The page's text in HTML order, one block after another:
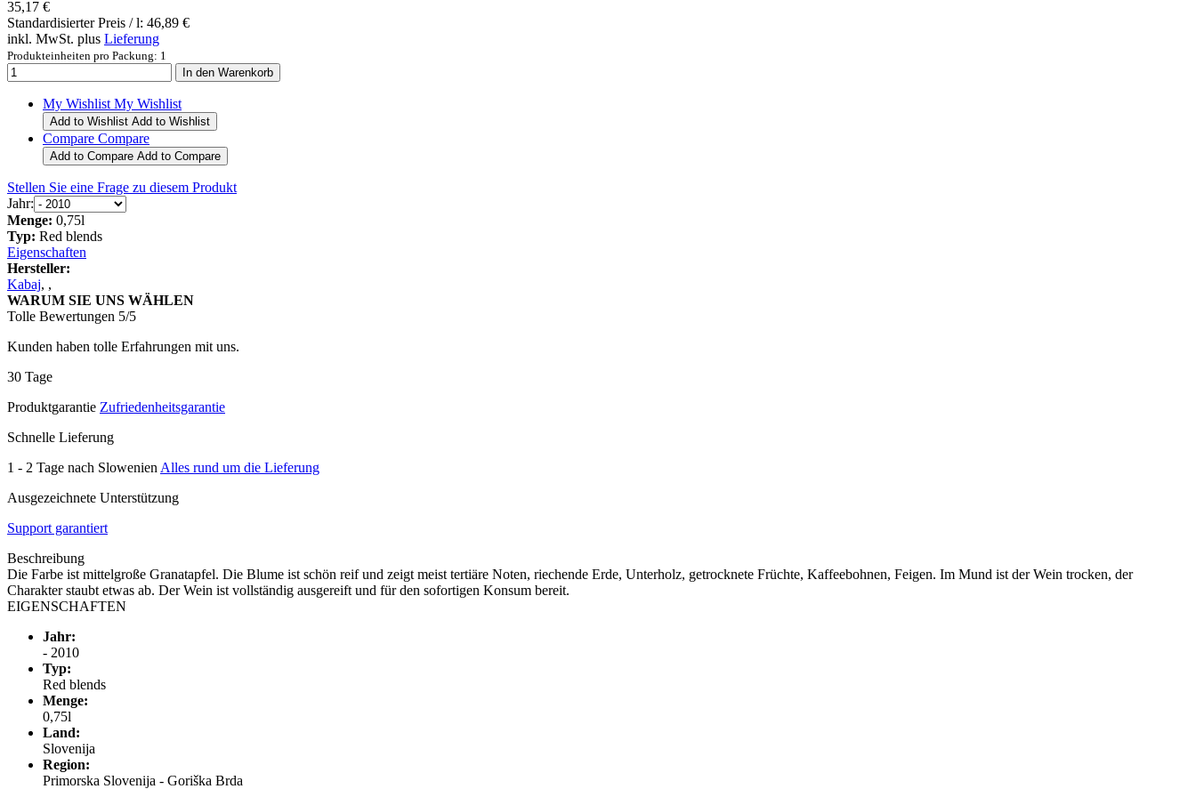
35,17 €
Standardisierter Preis / l: 46,89 €
inkl. MwSt. plus Lieferung
Produkteinheiten pro Packung: 1
My Wishlist My Wishlist
Add to Wishlist Add to Wishlist
Compare Compare
Add to Compare Add to Compare
Stellen Sie eine Frage zu diesem Produkt
Jahr:
Menge: 0,75l
Typ: Red blends
Eigenschaften
Hersteller:
Kabaj, ,
WARUM SIE UNS WÄHLEN
Tolle Bewertungen 5/5
Kunden haben tolle Erfahrungen mit uns.
30 Tage
Produktgarantie Zufriedenheitsgarantie
Schnelle Lieferung
1 - 2 Tage nach Slowenien Alles rund um die Lieferung
Ausgezeichnete Unterstützung
Support garantiert
Beschreibung
Die Farbe ist mittelgroße Granatapfel. Die Blume ist schön reif und zeigt meist tertiäre Noten, riechende Erde, Unterholz, getrocknete Früchte, Kaffeebohnen, Feigen. Im Mund ist der Wein trocken, der
Charakter staubt etwas ab. Der Wein ist vollständig ausgereift und für den sofortigen Konsum bereit.
EIGENSCHAFTEN
Jahr:
- 2010
Typ:
Red blends
Menge:
0,75l
Land:
Slovenija
Region:
Primorska Slovenija - Goriška Brda